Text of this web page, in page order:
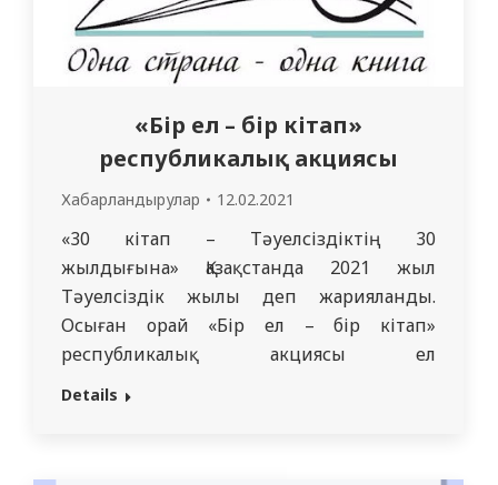
«Бір ел – бір кітап»
республикалық акциясы
Хабарландырулар 12.02.2021
«30 кітап – Тәуелсіздіктің 30
жылдығына» Қазақстанда 2021 жыл
Тәуелсіздік жылы деп жарияланды.
Осыған орай «Бір ел – бір кітап»
республикалық акциясы ел
тәуелсіздігінің 30 жылдығына арналған.
Details